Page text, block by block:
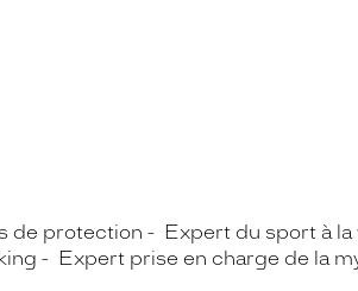
de protection
Expert du sport à la
Expert prise en charge de la